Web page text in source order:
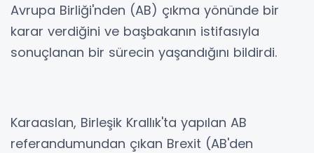
Avrupa Birliği'nden (AB) çıkma yönünde bir
karar verdiğini ve başbakanın istifasıyla
sonuçlanan bir sürecin yaşandığını bildirdi.
Karaaslan, Birleşik Krallık'ta yapılan AB
referandumundan çıkan Brexit (AB'den